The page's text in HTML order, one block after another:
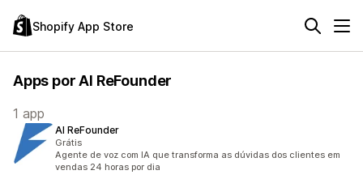
Shopify App Store
Apps por AI ReFounder
1 app
AI ReFounder
Grátis
Agente de voz com IA que transforma as dúvidas dos clientes em
vendas 24 horas por dia